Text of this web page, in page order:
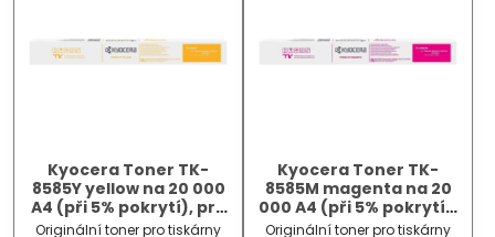
Kyocera Toner TK-
8585Y yellow na 20 000
A4 (při 5% pokrytí), pro
TASKalfa MZ4001ci
Originální toner pro tiskárny
Kyocera Toner TK-
8585M magenta na 20
000 A4 (při 5% pokrytí),
pro TASKalfa MZ4001ci
Originální toner pro tiskárny